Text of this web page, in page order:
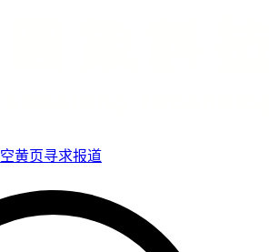
黄页寻求报道